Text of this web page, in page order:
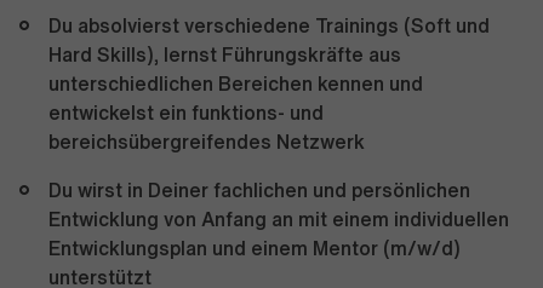
Du absolvierst verschiedene Trainings (Soft und
Hard Skills), lernst Führungskräfte aus
unterschiedlichen Bereichen kennen und
entwickelst ein funktions- und
bereichsübergreifendes Netzwerk
Du wirst in Deiner fachlichen und persönlichen
Entwicklung von Anfang an mit einem individuellen
Entwicklungsplan und einem Mentor (m/w/d)
unterstützt